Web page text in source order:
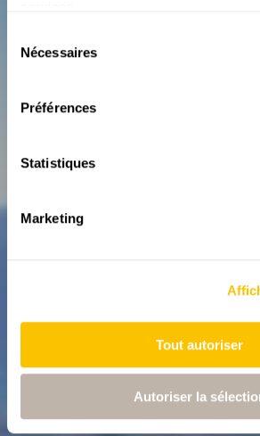
Nécessaires
Préférences
Statistiques
Marketing
Tout autoriser
Autoriser la
dans le